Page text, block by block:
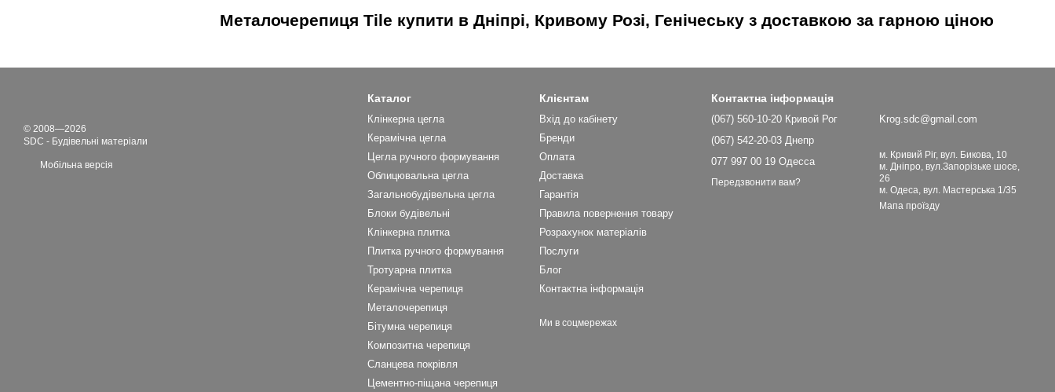
Металочерепиця Tile купити в Дніпрі, Кривому Розі, Генічеську з доставкою за гарною ціною
© 2008—2026
SDC - Будівельні матеріали
Мобільна версія
Каталог
Клінкерна цегла
Керамічна цегла
Цегла ручного формування
Облицювальна цегла
Загальнобудівельна цегла
Блоки будівельні
Клінкерна плитка
Плитка ручного формування
Тротуарна плитка
Керамічна черепиця
Металочерепиця
Бітумна черепиця
Композитна черепиця
Cланцева покрівля
Цементно-піщана черепиця
Клієнтам
Вхід до кабінету
Бренди
Оплата
Доставка
Гарантія
Правила повернення товару
Розрахунок матеріалів
Послуги
Блог
Контактна інформація
Ми в соцмережах
Контактна інформація
(067) 560-10-20 Кривой Рог
(067) 542-20-03 Днепр
077 997 00 19 Одесса
Передзвонити вам?
Krog.sdc@gmail.com
м. Кривий Ріг, вул. Бикова, 10
м. Дніпро, вул.Запорізьке шосе,
26
м. Одеса, вул. Мастерська 1/35
Мапа проїзду